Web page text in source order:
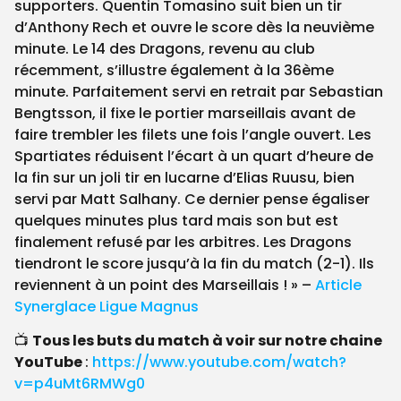
supporters. Quentin Tomasino suit bien un tir
d’Anthony Rech et ouvre le score dès la neuvième
minute. Le 14 des Dragons, revenu au club
récemment, s’illustre également à la 36ème
minute. Parfaitement servi en retrait par Sebastian
Bengtsson, il fixe le portier marseillais avant de
faire trembler les filets une fois l’angle ouvert. Les
Spartiates réduisent l’écart à un quart d’heure de
la fin sur un joli tir en lucarne d’Elias Ruusu, bien
servi par Matt Salhany. Ce dernier pense égaliser
quelques minutes plus tard mais son but est
finalement refusé par les arbitres. Les Dragons
tiendront le score jusqu’à la fin du match (2-1). Ils
reviennent à un point des Marseillais ! » – Article
Synerglace Ligue Magnus
📺 Tous les buts du match à voir sur notre chaine
YouTube: https://www.youtube.com/watch?
v=p4uMt6RMWg0